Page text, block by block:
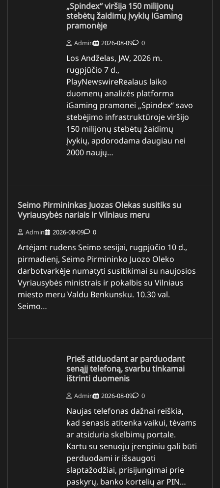
„Spindex“ viršija 150 milijonų
stebėtų žaidimų įvykių iGaming
pramonėje
Admin 2026-08-09 0
Los Andželas, JAV, 2026 m.
rugpjūčio 7 d.,
PlayNewswireRealaus laiko
duomenų analizės platforma
iGaming pramonei „Spindex“ savo
stebėjimo infrastruktūroje viršijo
150 milijonų stebėtų žaidimų
įvykių, apdorodama daugiau nei
2000 naujų…
Seimo Pirmininkas Juozas Olekas susitiks su
Vyriausybės nariais ir Vilniaus meru
Admin 2026-08-09 0
Artėjant rudens Seimo sesijai, rugpjūčio 10 d.,
pirmadienį, Seimo Pirmininko Juozo Oleko
darbotvarkėje numatyti susitikimai su naujosios
Vyriausybės ministrais ir pokalbis su Vilniaus
miesto meru Valdu Benkunsku. 10.30 val.
Seimo…
Prieš atiduodant ar parduodant
senąjį telefoną, svarbu tinkamai
ištrinti duomenis
Admin 2026-08-09 0
Naujas telefonas dažnai reiškia,
kad senasis atitenka vaikui, tėvams
ar atsiduria skelbimų portale.
Kartu su senuoju įrenginiu gali būti
perduodami ir išsaugoti
slaptažodžiai, prisijungimai prie
paskyrų, banko kortelių ar PIN…